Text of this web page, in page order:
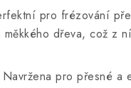
pro frézování
dřeva, což z
Navržena pro přesné a